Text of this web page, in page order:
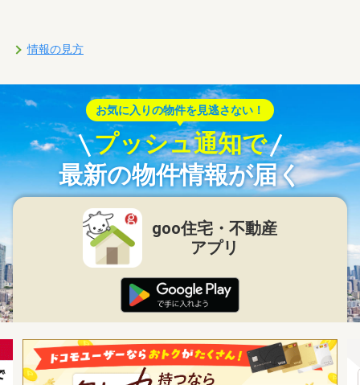
情報の見方
お気に入りの物件を見逃さない！
プッシュ通知で
最新の物件情報が届く
goo住宅・不動産
アプリ